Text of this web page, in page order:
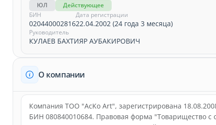
ЮЛ
Действующее
БИН
020440002816
Дата регистрации
22.04.2002 (24 года 3 месяца)
Руководитель
КУЛАЕВ БАХТИЯР АУБАКИРОВИЧ
О компании
Компания ТОО "AcKo Art", зарегистрирована
БИН 080840010684. Правовая форма "Товарищество с